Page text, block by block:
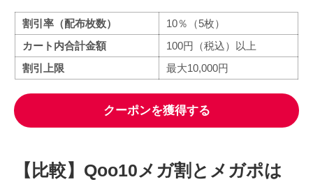
割引率（配布枚数）
10％（5枚）
カート内合計金額
100円（税込）以上
割引上限
最大10,000円
クーポンを獲得する
【比較】Qoo10メガ割とメガポは